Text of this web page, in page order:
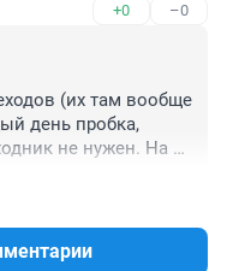
+0 –0
(их там вообще
день пробка,
не нужен. На